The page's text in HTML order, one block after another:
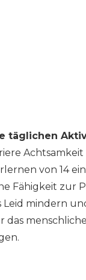
täglichen
von 14
Fähigkeit zur
mindern